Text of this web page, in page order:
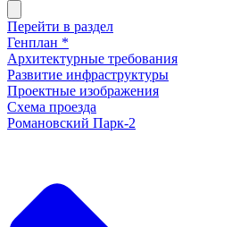
Перейти в раздел
Генплан *
Архитектурные требования
Развитие инфраструктуры
Проектные изображения
Схема проезда
Романовский Парк-2